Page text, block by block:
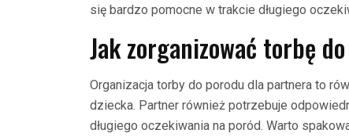
się bardzo pomocne w trakcie długiego
Jak zorganizować torbę
Organizacja torby do porodu dla partnera to
dziecka. Partner również potrzebuje
długiego oczekiwania na poród. Warto